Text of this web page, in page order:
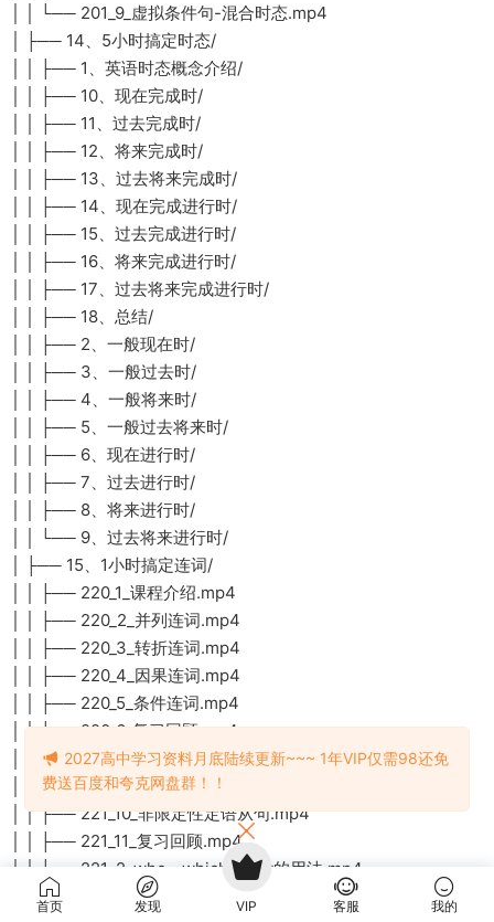
│ │ └── 201_9_虚拟条件句-混合时态.mp4
│ ├── 14、5小时搞定时态/
│ │ ├── 1、英语时态概念介绍/
│ │ ├── 10、现在完成时/
│ │ ├── 11、过去完成时/
│ │ ├── 12、将来完成时/
│ │ ├── 13、过去将来完成时/
│ │ ├── 14、现在完成进行时/
│ │ ├── 15、过去完成进行时/
│ │ ├── 16、将来完成进行时/
│ │ ├── 17、过去将来完成进行时/
│ │ ├── 18、总结/
│ │ ├── 2、一般现在时/
│ │ ├── 3、一般过去时/
│ │ ├── 4、一般将来时/
│ │ ├── 5、一般过去将来时/
│ │ ├── 6、现在进行时/
│ │ ├── 7、过去进行时/
│ │ ├── 8、将来进行时/
│ │ └── 9、过去将来进行时/
│ ├── 15、1小时搞定连词/
│ │ ├── 220_1_课程介绍.mp4
│ │ ├── 220_2_并列连词.mp4
│ │ ├── 220_3_转折连词.mp4
│ │ ├── 220_4_因果连词.mp4
│ │ ├── 220_5_条件连词.mp4
│ │ └── 220_6_复习回顾.mp4
│ ├── 16、2小时搞定定语从句/
│ │ ├── 221_1_课程介绍.mp4
│ │ ├── 221_10_非限定性定语从句.mp4
│ │ ├── 221_11_复习回顾.mp4
│ │ ├── 221_2_who__which__that的用法.mp4
│ │ ├── 221_3_练习1.mp4
首页 发现 VIP 客服 我的
2027高中学习资料月底陆续更新~~~ 1年VIP仅需98还免
费送百度和夸克网盘群！！